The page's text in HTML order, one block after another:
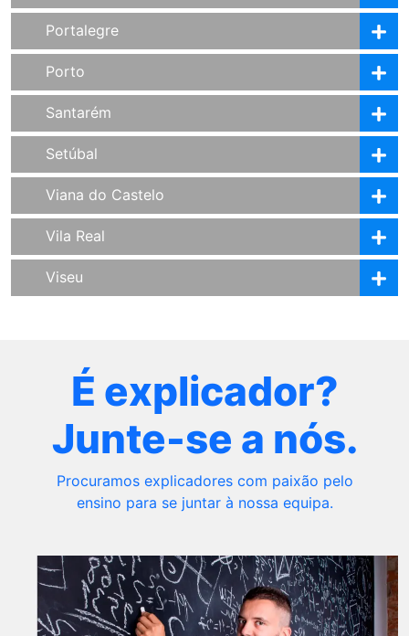
Portalegre
Porto
Santarém
Setúbal
Viana do Castelo
Vila Real
Viseu
É explicador?
Junte-se a nós.
Procuramos explicadores com paixão pelo
ensino para se juntar à nossa equipa.